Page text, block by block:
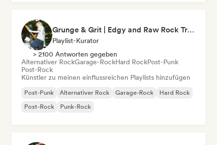
Grunge & Grit | Edgy and Raw Rock Tracks
Playlist-Kurator
> 2100 Antworten gegeben
Alternativer RockGarage-RockHard RockPost-Punk
Post-Rock
Künstler zu meinen einflussreichen Playlists hinzufügen
Post-Punk Alternativer Rock Garage-Rock
Hard Rock
Post-Rock
Punk-Rock